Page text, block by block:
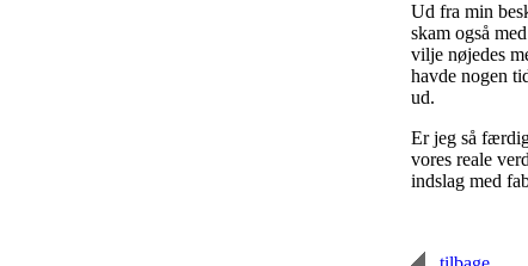
Ud fra min
skam også
vilje nøjedes
havde nogen
ud.
Er jeg så
vores reale
indslag med